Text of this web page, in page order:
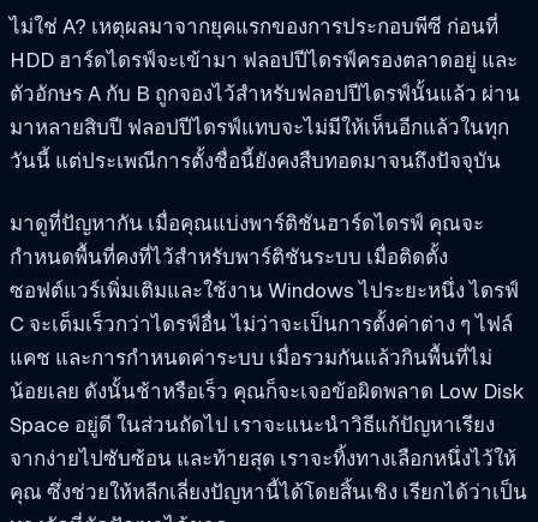
ไม่ใช่ A? เหตุผลมาจากยุคแรกของการประกอบพีซี ก่อนที่
HDD ฮาร์ดไดรฟ์จะเข้ามา ฟลอปปีไดรฟ์ครองตลาดอยู่ และ
ตัวอักษร A กับ B ถูกจองไว้สำหรับฟลอปปีไดรฟ์นั้นแล้ว ผ่าน
มาหลายสิบปี ฟลอปปีไดรฟ์แทบจะไม่มีให้เห็นอีกแล้วในทุก
วันนี้ แต่ประเพณีการตั้งชื่อนี้ยังคงสืบทอดมาจนถึงปัจจุบัน
มาดูที่ปัญหากัน เมื่อคุณแบ่งพาร์ติชันฮาร์ดไดรฟ์ คุณจะ
กำหนดพื้นที่คงที่ไว้สำหรับพาร์ติชันระบบ เมื่อติดตั้ง
ซอฟต์แวร์เพิ่มเติมและใช้งาน Windows ไประยะหนึ่ง ไดรฟ์
C จะเต็มเร็วกว่าไดรฟ์อื่น ไม่ว่าจะเป็นการตั้งค่าต่าง ๆ ไฟล์
แคช และการกำหนดค่าระบบ เมื่อรวมกันแล้วกินพื้นที่ไม่
น้อยเลย ดังนั้นช้าหรือเร็ว คุณก็จะเจอข้อผิดพลาด Low Disk
Space อยู่ดี ในส่วนถัดไป เราจะแนะนำวิธีแก้ปัญหาเรียง
จากง่ายไปซับซ้อน และท้ายสุด เราจะทิ้งทางเลือกหนึ่งไว้ให้
คุณ ซึ่งช่วยให้หลีกเลี่ยงปัญหานี้ได้โดยสิ้นเชิง เรียกได้ว่าเป็น